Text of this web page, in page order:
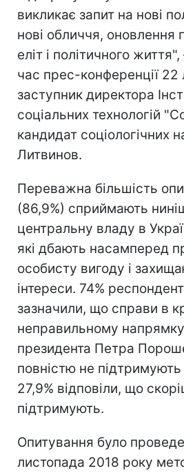
викликає запит на нові
нові обличчя, оновлення
еліт і політичного
час прес-конференції 22
заступник директора
соціальних технологій
кандидат соціологічних
Литвинов.
Переважна більшість
(86,9%) сприймають
центральну владу в
які дбають насамперед
особисту вигоду і
інтереси. 74%
зазначили, що справи в
неправильному
президента Петра
повністю не
27,9% відповіли, що
підтримують.
Опитування було
листопада 2018 року